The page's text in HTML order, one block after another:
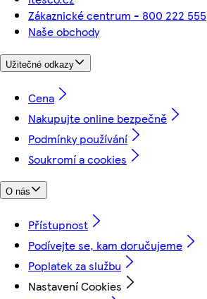
Zákaznické centrum - 800 222 555
Naše obchody
Užitečné odkazy
Cena
Nakupujte online bezpečně
Podmínky používání
Soukromí a cookies
O nás
Přístupnost
Podívejte se, kam doručujeme
Poplatek za službu
Nastavení Cookies